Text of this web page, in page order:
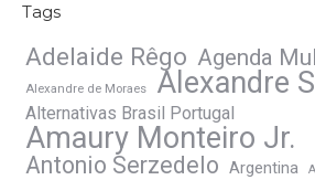
Tags
Adelaide Rêgo Agenda
Alexandre de Moraes Alexandre
Alternativas Brasil Portugal
Amaury Monteiro Jr.
Antonio Serzedelo Argentina